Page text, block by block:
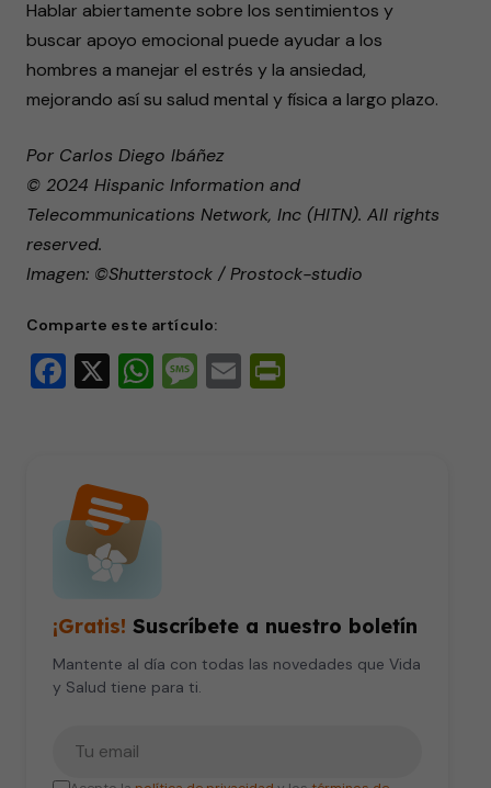
Hablar abiertamente sobre los sentimientos y
buscar apoyo emocional puede ayudar a los
hombres a manejar el estrés y la ansiedad,
mejorando así su salud mental y física a largo plazo.
Por Carlos Diego Ibáñez
© 2024 Hispanic Information and
Telecommunications Network, Inc (HITN). All rights
reserved.
Imagen: ©Shutterstock / Prostock-studio
Comparte este artículo:
Facebook
X WhatsApp
Message
Email
¡Gratis! Suscríbete a nuestro boletín
Mantente al día con todas las novedades que Vida
y Salud tiene para ti.